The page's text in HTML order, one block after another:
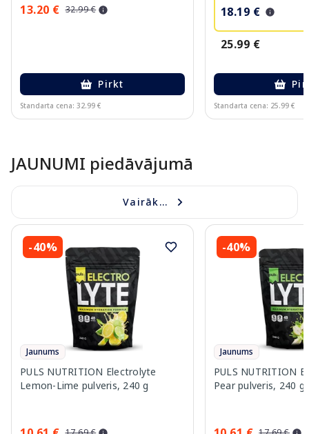
13.20 € 32.99 €
Pirkt
Standarta cena: 32.99 €
18.19 €
25.99 €
Standarta cena: 25.99 €
JAUNUMI piedāvājumā
Vairāk...
-40%
Jaunums
PULS NUTRITION Electrolyte
Lemon-Lime pulveris, 240 g
-40%
Jaunums
PULS NUTRITION
Pear pulveris, 240 g